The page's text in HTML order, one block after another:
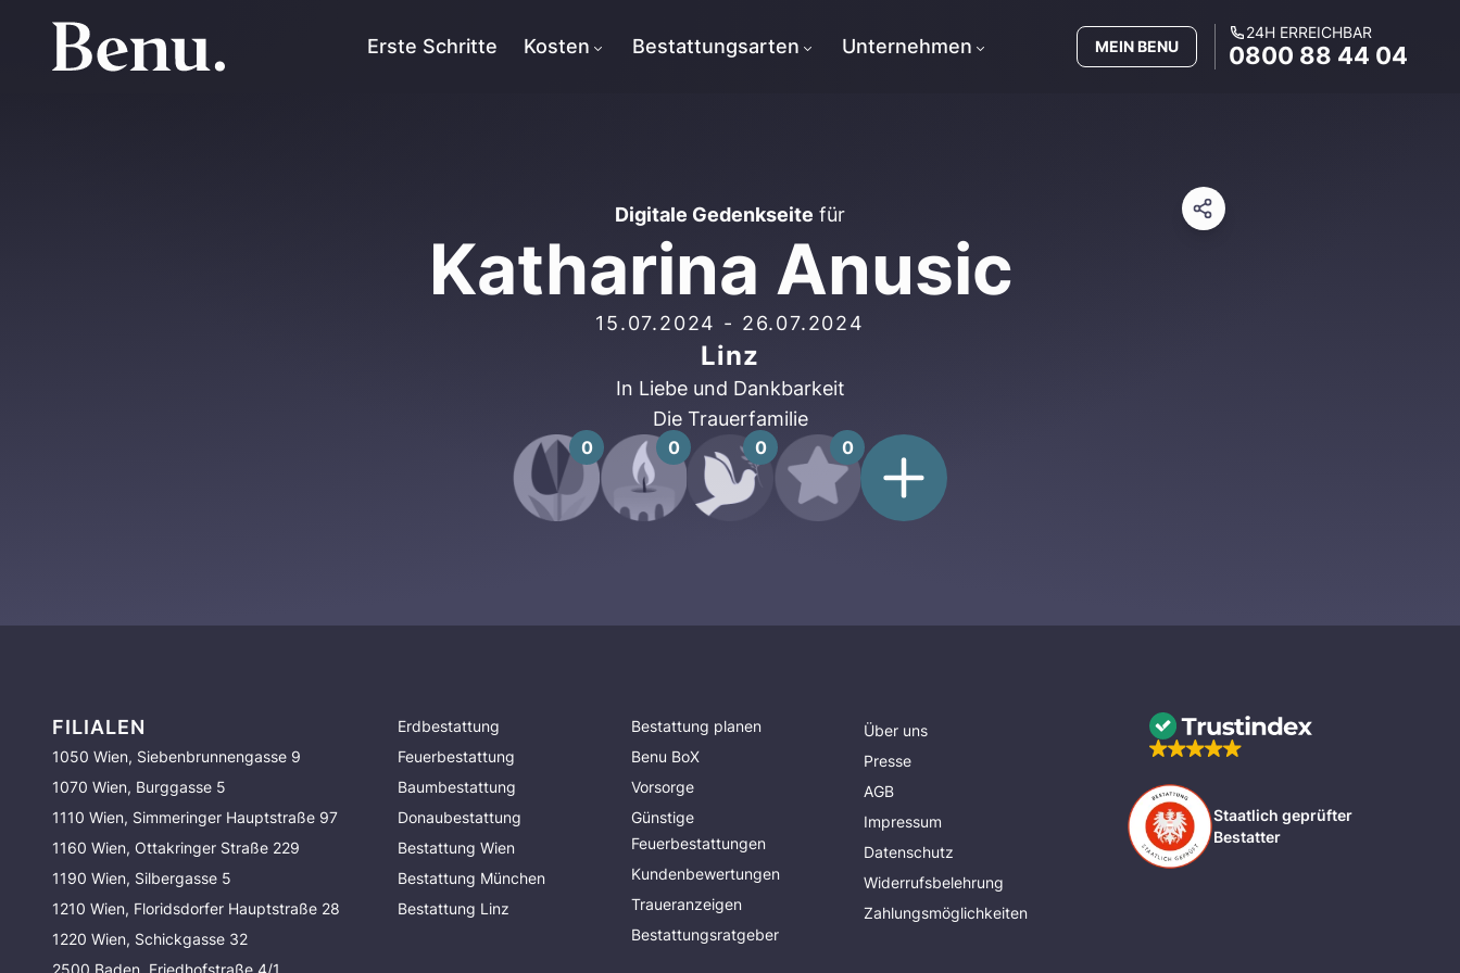
Erste Schritte Kosten Bestattungsarten Unternehmen MEIN BENU
24H ERREICHBAR
0800 88 44 04
Digitale Gedenkseite für
Katharina Anusic
15.07.2024 - 26.07.2024
Linz
In Liebe und Dankbarkeit
Die Trauerfamilie
0 0 0 0
FILIALEN
1050 Wien, Siebenbrunnengasse 9
1070 Wien, Burggasse 5
1110 Wien, Simmeringer Hauptstraße 97
1160 Wien, Ottakringer Straße 229
1190 Wien, Silbergasse 5
1210 Wien, Floridsdorfer Hauptstraße 28
1220 Wien, Schickgasse 32
2500 Baden, Friedhofstraße 4/1
Erdbestattung
Feuerbestattung
Baumbestattung
Donaubestattung
Bestattung Wien
Bestattung München
Bestattung Linz
Bestattung planen
Benu BoX
Vorsorge
Günstige
Feuerbestattungen
Kundenbewertungen
Traueranzeigen
Bestattungsratgeber
Über uns
Presse
AGB
Impressum
Datenschutz
Widerrufsbelehrung
Zahlungsmöglichkeiten
Staatlich geprüfter
Bestatter